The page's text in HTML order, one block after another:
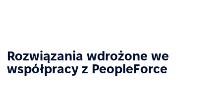
Rozwiązania wdrożone we
współpracy z PeopleForce